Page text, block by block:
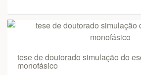
tese de doutorado simulação do
monofásico